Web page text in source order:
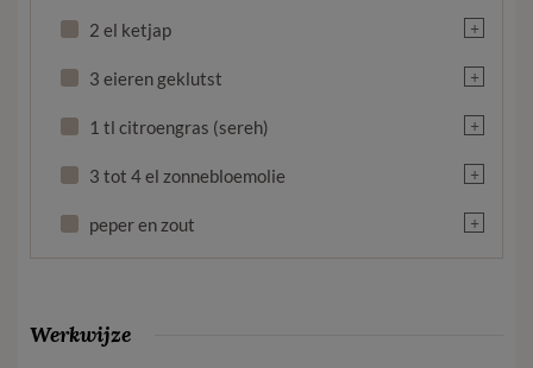
+
2 el ketjap
+
3 eieren geklutst
+
1 tl citroengras (sereh)
+
3 tot 4 el zonnebloemolie
+
peper en zout
Werkwijze